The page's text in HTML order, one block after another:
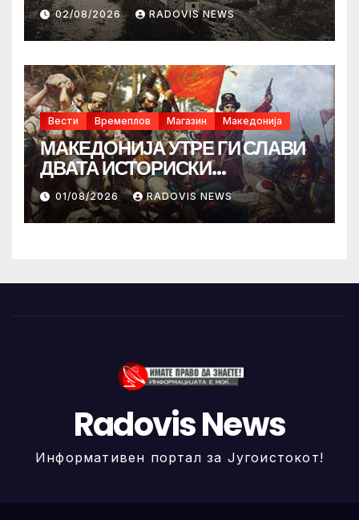
02/08/2026 RADOVIS NEWS
Вести Времеплов Магазин Македонија
МАКЕДОНИЈА УТРЕ ГИ СЛАВИ
ДВАТА ИСТОРИСКИ
ИЛИНДЕНА!
01/08/2026 RADOVIS NEWS
Radovis News
Информативен портал за Југоистокот!